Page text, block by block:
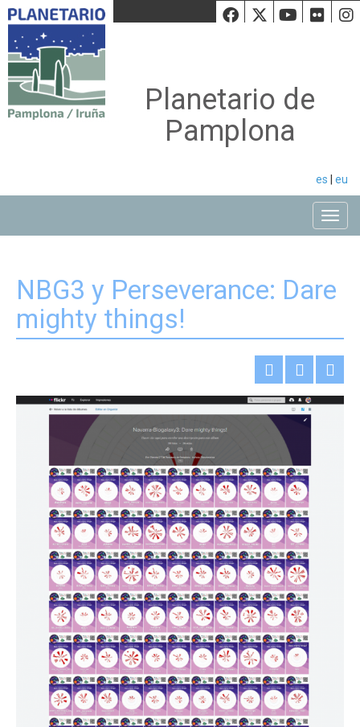
Facebook
Twiiter
Planetario de
Pamplona
es eu
NBG3 y Perseverance: Dare
mighty things!